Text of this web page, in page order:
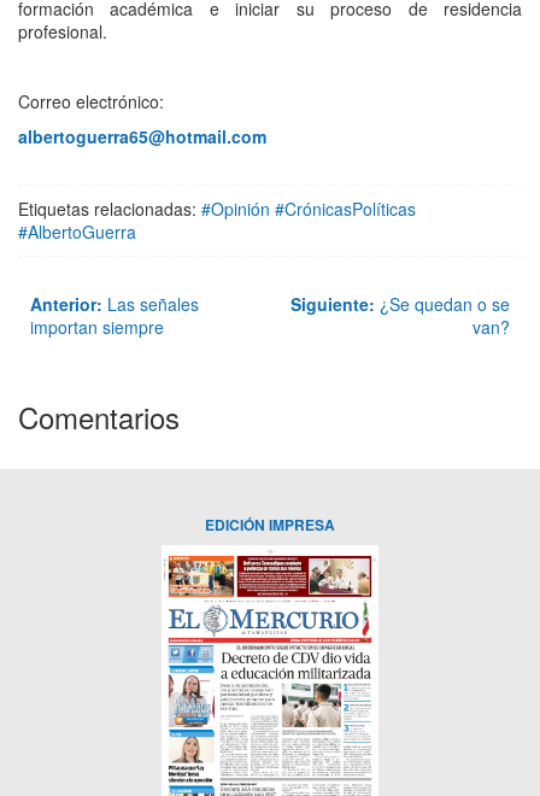
formación académica e iniciar su proceso de residencia
profesional.
Correo electrónico:
albertoguerra65@hotmail.com
Etiquetas relacionadas: #Opinión #CrónicasPolíticas
#AlbertoGuerra
Anterior: Las señales
importan siempre
Siguiente: ¿Se quedan o se
van?
Comentarios
EDICIÓN IMPRESA